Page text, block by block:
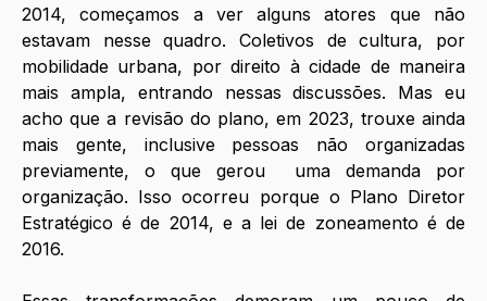
2014, começamos a ver alguns atores que não
estavam nesse quadro. Coletivos de cultura, por
mobilidade urbana, por direito à cidade de maneira
mais ampla, entrando nessas discussões. Mas eu
acho que a revisão do plano, em 2023, trouxe ainda
mais gente, inclusive pessoas não organizadas
previamente, o que gerou  uma demanda por
organização. Isso ocorreu porque o Plano Diretor
Estratégico é de 2014, e a lei de zoneamento é de
2016.